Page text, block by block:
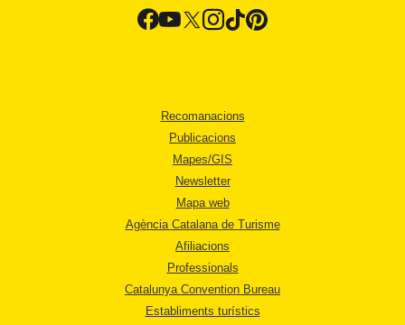
Recomanacions
Publicacions
Mapes/GIS
Newsletter
Mapa web
Agència Catalana de Turisme
Afiliacions
Professionals
Catalunya Convention Bureau
Establiments turístics